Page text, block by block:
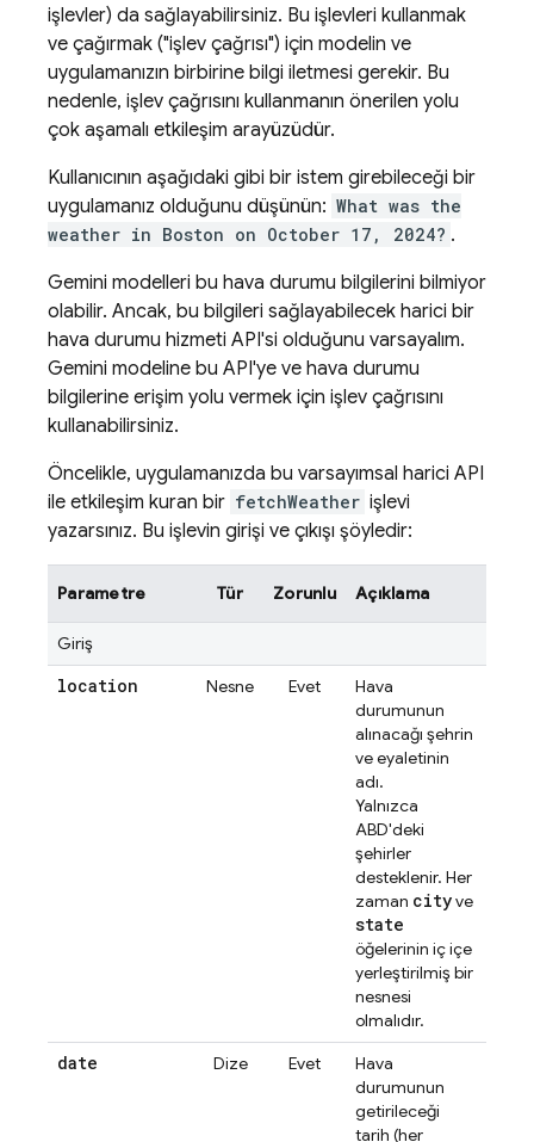
işlevler) da sağlayabilirsiniz. Bu işlevleri kullanmak
ve çağırmak ("işlev çağrısı") için modelin ve
uygulamanızın birbirine bilgi iletmesi gerekir. Bu
nedenle, işlev çağrısını kullanmanın önerilen yolu
çok aşamalı etkileşim arayüzüdür.
Kullanıcının aşağıdaki gibi bir istem girebileceği bir
uygulamanız olduğunu düşünün: What was the
weather in Boston on October 17, 2024? .
Gemini modelleri bu hava durumu bilgilerini bilmiyor
olabilir. Ancak, bu bilgileri sağlayabilecek harici bir
hava durumu hizmeti API'si olduğunu varsayalım.
Gemini modeline bu API'ye ve hava durumu
bilgilerine erişim yolu vermek için işlev çağrısını
kullanabilirsiniz.
Öncelikle, uygulamanızda bu varsayımsal harici API
ile etkileşim kuran bir fetchWeather işlevi
yazarsınız. Bu işlevin girişi ve çıkışı şöyledir:
Parametre Tür Zorunlu Açıklama
Giriş
location Nesne Evet
Hava
durumunun
alınacağı şehrin
ve eyaletinin
adı.
Yalnızca
ABD'deki
şehirler
desteklenir. Her
zaman cityve
state
öğelerinin iç içe
yerleştirilmiş bir
nesnesi
olmalıdır.
date Dize Evet
Hava
durumunun
getirileceği
tarih (her